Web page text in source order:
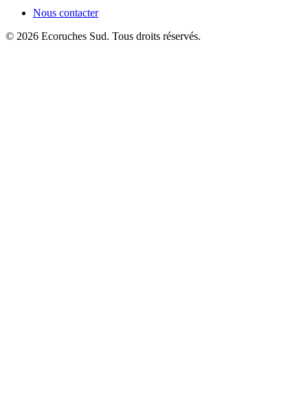
Nous contacter
© 2026 Ecoruches Sud. Tous droits réservés.